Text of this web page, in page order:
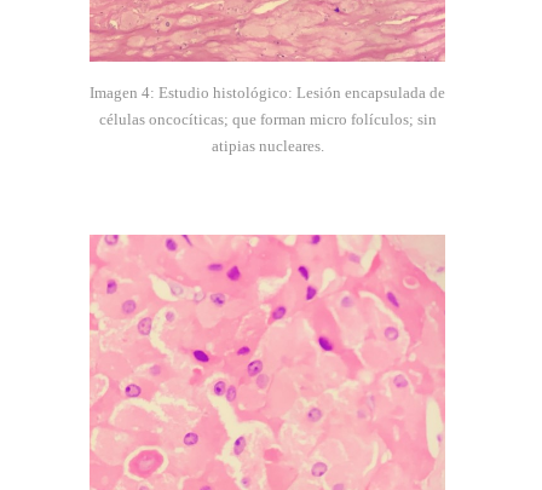
Imagen 4: Estudio histológico: Lesión encapsulada de
células oncocíticas; que forman micro folículos; sin
atipias nucleares.